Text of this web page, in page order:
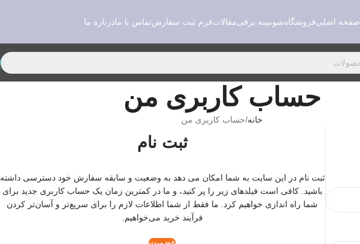
صفحه اصلیفروشگاهشومینه برقیمقالاتفرم ثبت سفارشتماس با مادرباره ما
حساب کاربری من
خانه حساب کاربری من
ثبت نام
ثبت نام در این سایت به شما امکان می دهد به وضعیت و سابقه سفارش خود دسترسی داشته
باشید. کافی است فیلدهای زیر را پر کنید، و ما در کمترین زمان یک حساب کاربری جدید برای
شما راه اندازی خواهیم کرد. ما فقط از شما اطلاعات لازم را برای سریع‌تر و آسان‌تر کردن
فرآیند خرید می‌خواهیم.